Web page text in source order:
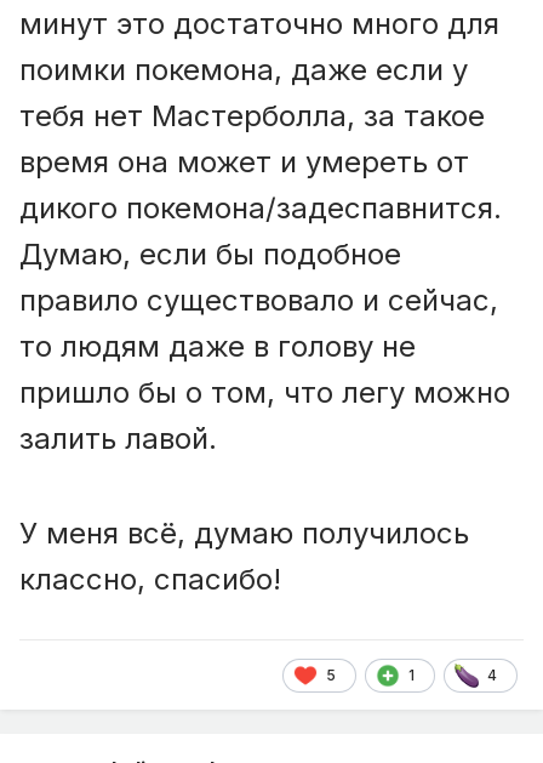
минут это достаточно много для
поимки покемона, даже если у
тебя нет Мастерболла, за такое
время она может и умереть от
дикого покемона/задеспавнится.
Думаю, если бы подобное
правило существовало и сейчас,
то людям даже в голову не
пришло бы о том, что легу можно
залить лавой.
У меня всё, думаю получилось
классно, cпасибо!
5 1 4